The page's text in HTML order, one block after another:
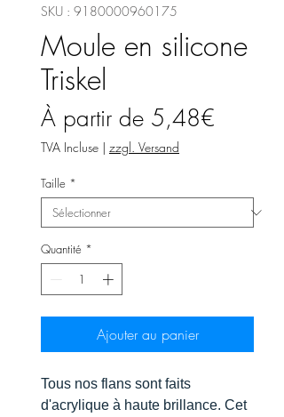
SKU : 9180000960175
Moule en silicone
Triskel
À partir de 5,48€
TVA Incluse | zzgl. Versand
Taille *
Quantité *
Ajouter au panier
Tous nos flans sont faits
d'acrylique à haute brillance. Cet